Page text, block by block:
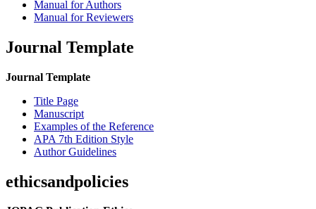
Manual for Authors
Manual for Reviewers
Journal Template
Journal Template
Title Page
Manuscript
Examples of the Reference
APA 7th Edition Style
Author Guidelines
ethicsandpolicies